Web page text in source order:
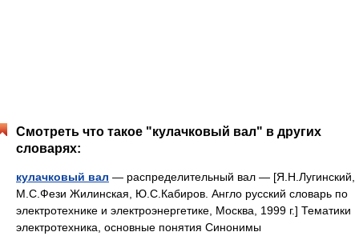
Смотреть что такое "кулачковый вал" в других
словарях:
кулачковый вал — распределительный вал — [Я.Н.Лугинский,
М.С.Фези Жилинская, Ю.С.Кабиров. Англо русский словарь по
электротехнике и электроэнергетике, Москва, 1999 г.] Тематики
электротехника, основные понятия Синонимы